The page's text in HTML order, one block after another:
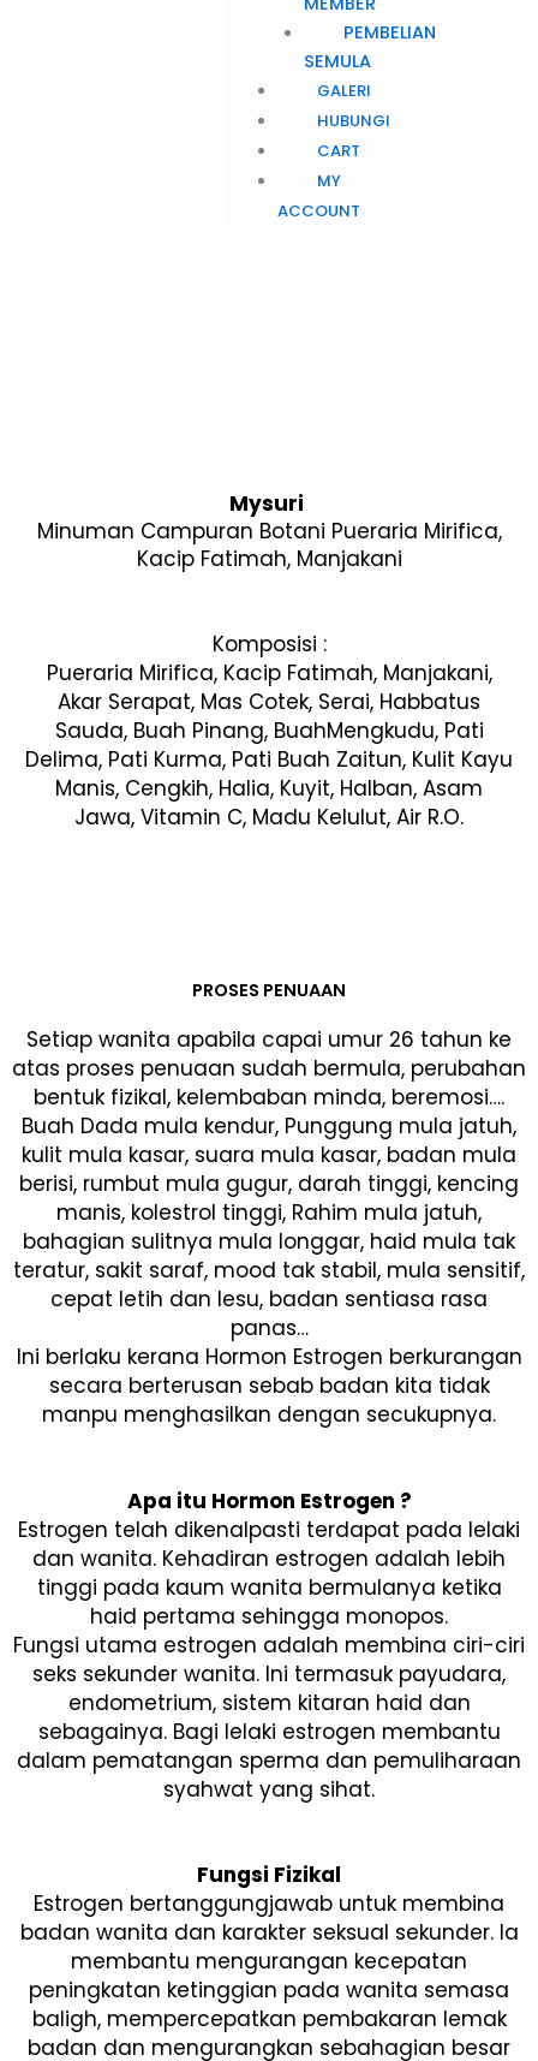
PEMBELIAN
SEMULA
GALERI
HUBUNGI
CART
MY
ACCOUNT
Mysuri
Minuman Campuran Botani Pueraria Mirifica,
Kacip Fatimah, Manjakani
Komposisi :
Pueraria Mirifica, Kacip Fatimah, Manjakani,
Akar Serapat, Mas Cotek, Serai, Habbatus
Sauda, Buah Pinang, BuahMengkudu, Pati
Delima, Pati Kurma, Pati Buah Zaitun, Kulit Kayu
Manis, Cengkih, Halia, Kuyit, Halban, Asam
Jawa, Vitamin C, Madu Kelulut, Air R.O.
PROSES PENUAAN
Setiap wanita apabila capai umur 26 tahun ke
atas proses penuaan sudah bermula, perubahan
bentuk fizikal, kelembaban minda, beremosi….
Buah Dada mula kendur, Punggung mula jatuh,
kulit mula kasar, suara mula kasar, badan mula
berisi, rumbut mula gugur, darah tinggi, kencing
manis, kolestrol tinggi, Rahim mula jatuh,
bahagian sulitnya mula longgar, haid mula tak
teratur, sakit saraf, mood tak stabil, mula sensitif,
cepat letih dan lesu, badan sentiasa rasa
panas…
Ini berlaku kerana Hormon Estrogen berkurangan
secara berterusan sebab badan kita tidak
manpu menghasilkan dengan secukupnya.
Apa itu Hormon Estrogen ?
Estrogen telah dikenalpasti terdapat pada lelaki
dan wanita. Kehadiran estrogen adalah lebih
tinggi pada kaum wanita bermulanya ketika
haid pertama sehingga monopos.
Fungsi utama estrogen adalah membina ciri-ciri
seks sekunder wanita. Ini termasuk payudara,
endometrium, sistem kitaran haid dan
sebagainya. Bagi lelaki estrogen membantu
dalam pematangan sperma dan pemuliharaan
syahwat yang sihat.
Fungsi Fizikal
Estrogen bertanggungjawab untuk membina
badan wanita dan karakter seksual sekunder. Ia
membantu mengurangan kecepatan
peningkatan ketinggian pada wanita semasa
baligh, mempercepatkan pembakaran lemak
badan dan mengurangkan sebahagian besar